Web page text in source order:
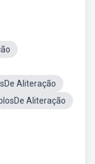
Aliteração
Aliteração